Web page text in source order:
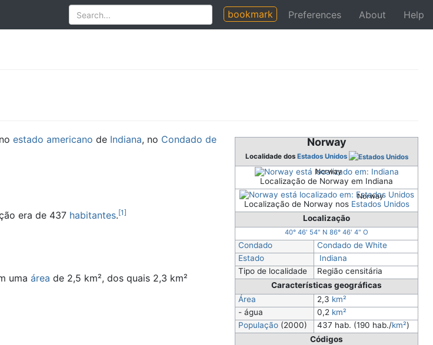
bookmark Preferences About Help
Norway
Localidade dos Estados Unidos
Norway
Localização de Norway em Indiana
Norway
Localização de Norway nos Estados Unidos
Localização
40° 46' 54" N 86° 46' 4" O
Condado
Condado de White
Estado
Indiana
Tipo de localidade
Região censitária
Características geográficas
Área
2,3 km²
- água
0,2 km²
População (2000) 437 hab. (190 hab./km²)
Códigos
estado americano de Indiana, no Condado de
era de 437 habitantes.[1]
uma área de 2,5 km², dos quais 2,3 km²